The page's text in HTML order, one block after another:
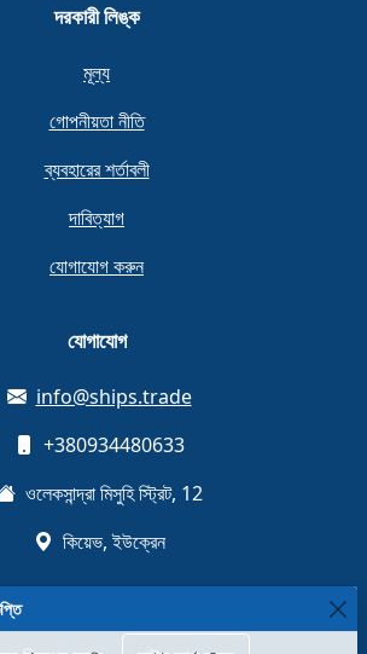
দরকারী লিঙ্ক
মূল্য
গোপনীয়তা নীতি
ব্যবহারের শর্তাবলী
দাবিত্যাগ
যোগাযোগ করুন
যোগাযোগ
info@ships.trade
+380934480633
ওলেকসান্দ্রা মিসুহি স্ট্রিট, 12
কিয়েভ, ইউক্রেন